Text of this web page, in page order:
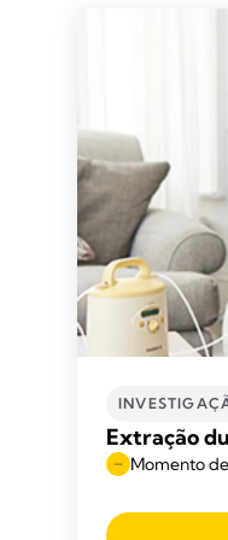
Extração
Momento